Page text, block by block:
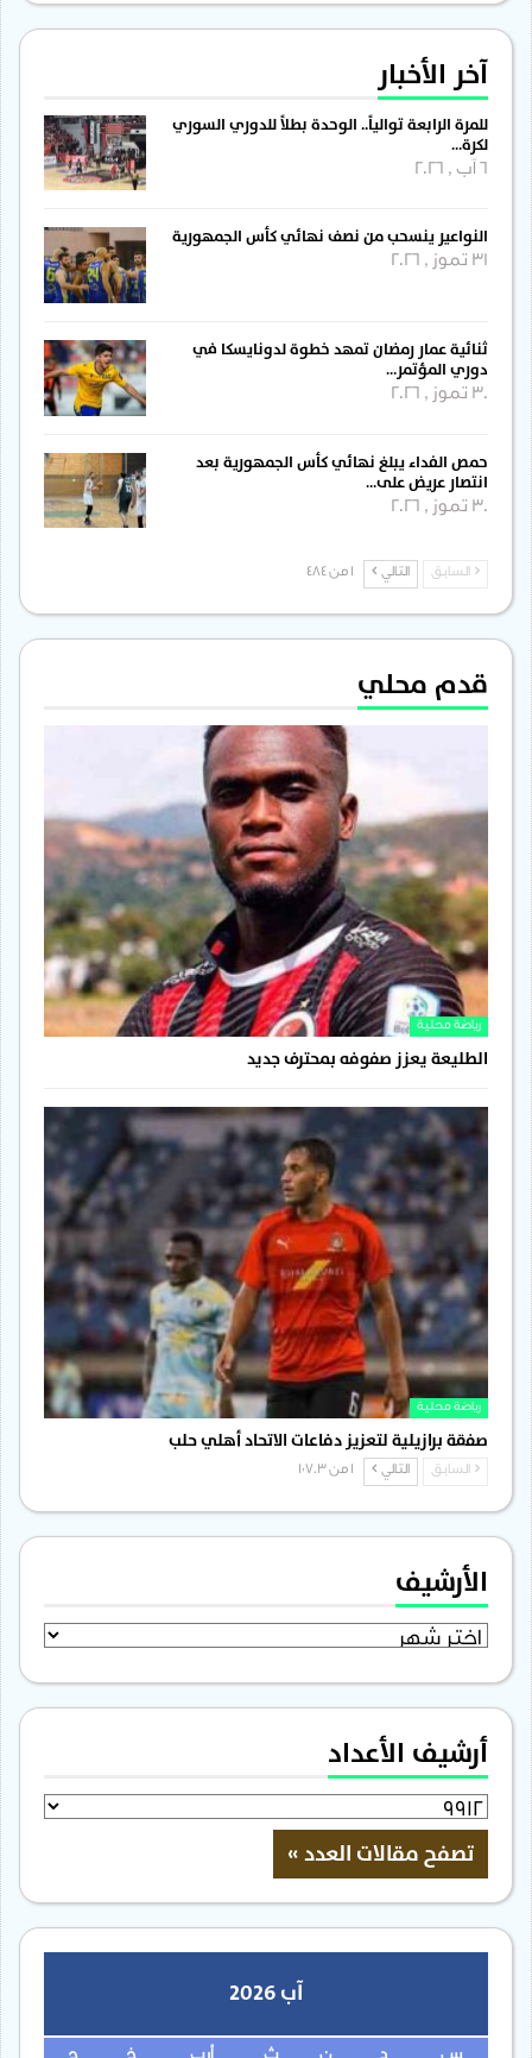
آخر الأخبار
للمرة الرابعة توالياً.. الوحدة بطلاً للدوري السوري
لكرة…
النواعير ينسحب من نصف نهائي كأس الجمهورية
31 تموز , 2026
ثنائية عمار رمضان تمهد خطوة لدونايسكا في
دوري المؤتمر…
30 تموز , 2026
حمص الفداء يبلغ نهائي كأس الجمهورية بعد
انتصار عريض على…
30 تموز , 2026
السابق التالي
قدم محلي
رياضة محلية
الطليعة يعزز صفوفه بمحترف جديد
رياضة محلية
صفقة برازيلية لتعزيز دفاعات الاتحاد أهلي حلب
السابق التالي
الأرشيف
الأرشيف
أرشيف الأعداد
آب 2026